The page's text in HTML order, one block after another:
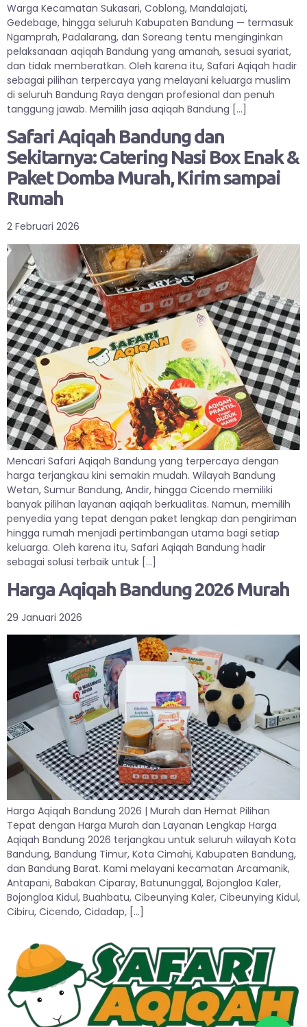
Warga Kecamatan Sukasari, Coblong, Mandalajati,
Gedebage, hingga seluruh Kabupaten Bandung — termasuk
Ngamprah, Padalarang, dan Soreang tentu menginginkan
pelaksanaan aqiqah Bandung yang amanah, sesuai syariat,
dan tidak memberatkan. Oleh karena itu, Safari Aqiqah hadir
sebagai pilihan terpercaya yang melayani keluarga muslim
di seluruh Bandung Raya dengan profesional dan penuh
tanggung jawab. Memilih jasa aqiqah Bandung […]
Safari Aqiqah Bandung dan
Sekitarnya: Catering Nasi Box Enak &
Paket Domba Murah, Kirim sampai
Rumah
2 Februari 2026
Mencari Safari Aqiqah Bandung yang terpercaya dengan
harga terjangkau kini semakin mudah. Wilayah Bandung
Wetan, Sumur Bandung, Andir, hingga Cicendo memiliki
banyak pilihan layanan aqiqah berkualitas. Namun, memilih
penyedia yang tepat dengan paket lengkap dan pengiriman
hingga rumah menjadi pertimbangan utama bagi setiap
keluarga. Oleh karena itu, Safari Aqiqah Bandung hadir
sebagai solusi terbaik untuk […]
Harga Aqiqah Bandung 2026 Murah
29 Januari 2026
Harga Aqiqah Bandung 2026 | Murah dan Hemat Pilihan
Tepat dengan Harga Murah dan Layanan Lengkap Harga
Aqiqah Bandung 2026 terjangkau untuk seluruh wilayah Kota
Bandung, Bandung Timur, Kota Cimahi, Kabupaten Bandung,
dan Bandung Barat. Kami melayani kecamatan Arcamanik,
Antapani, Babakan Ciparay, Batununggal, Bojongloa Kaler,
Bojongloa Kidul, Buahbatu, Cibeunying Kaler, Cibeunying Kidul,
Cibiru, Cicendo, Cidadap, […]